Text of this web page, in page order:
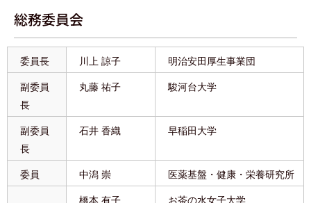
総務委員会
委員長 川上 諒子 明治安田厚生事業団
副委員
長
丸藤 祐子 駿河台大学
副委員
長
石井 香織 早稲田大学
委員 中潟 崇 医薬基盤・健康・栄養研究所
橋本 有子 お茶の水女子大学